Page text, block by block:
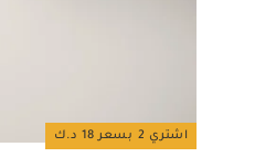
اشتري 2 بسعر 18 د.ك